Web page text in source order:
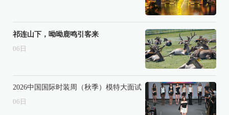
祁连山下，呦呦鹿鸣引客来
06 日
2026中国国际时装周（秋季）模特大面试
06 日